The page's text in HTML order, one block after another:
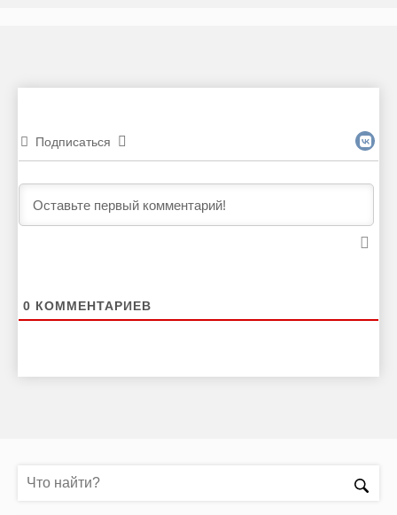
Подписаться
0 КОММЕНТАРИЕВ